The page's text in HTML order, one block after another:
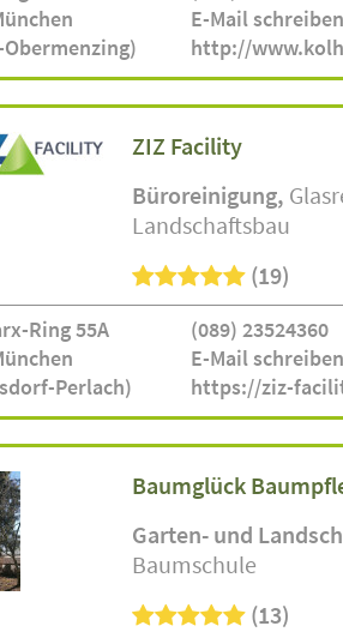
Obermenzing)
E-Mail schreiben
http://
ZIZ Facility
Büroreinigung
Landschaftsbau
(19)
Ring 55A
Perlach)
(089) 23524360
E-Mail schreiben
https://ziz-
Baumglück
Garten- und
Baumschule
(13)